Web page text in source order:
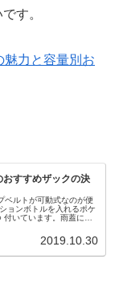
す。
魅力と容量別お
おすすめザックの決
ベルトが可動式なのが便
付いています。雨蓋に収
2019.10.30